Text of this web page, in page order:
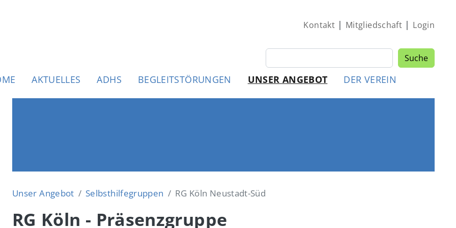
Suche Suche
Kontakt| Mitgliedschaft | Login
AKTUELLES ADHS BEGLEITSTÖRUNGEN UNSER ANGEBOT DER VEREIN
Unser Angebot Selbsthilfegruppen RG Köln Neustadt-Süd
RG Köln - Präsenzgruppe